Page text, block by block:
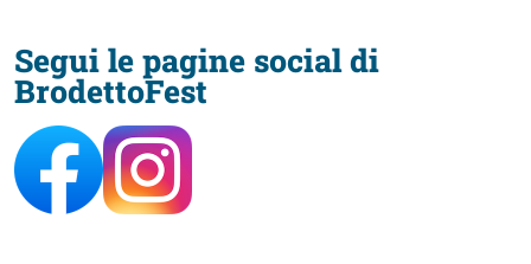
Segui le pagine socialdi
BrodettoFest